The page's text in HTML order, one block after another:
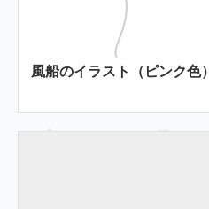
風船のイラスト（ピンク色）